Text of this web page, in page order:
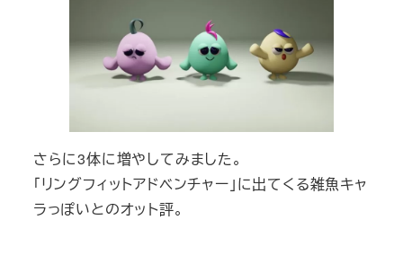
さらに3体に増やしてみました。
「リングフィットアドベンチャー」に出てくる雑魚キャ
ラっぽいとのオット評。